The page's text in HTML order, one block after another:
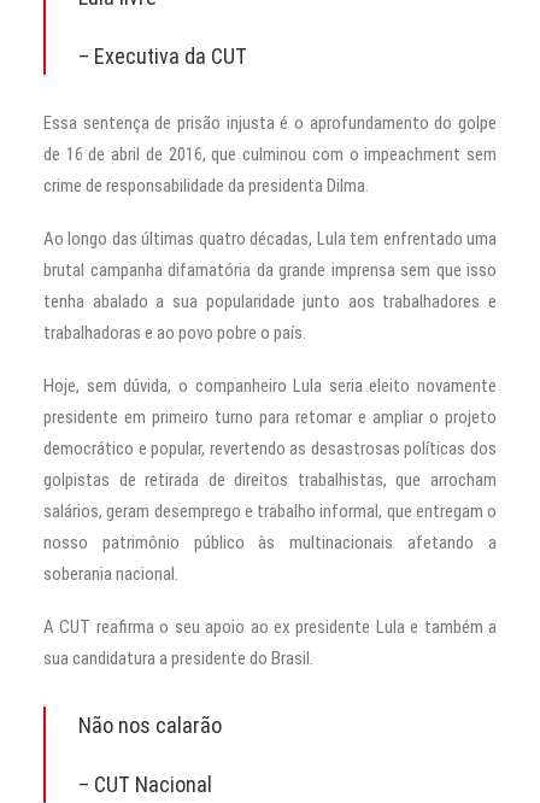
– Executiva da CUT
Essa sentença de prisão injusta é o aprofundamento do golpe
de 16 de abril de 2016, que culminou com o impeachment sem
crime de responsabilidade da presidenta Dilma.
Ao longo das últimas quatro décadas, Lula tem enfrentado uma
brutal campanha difamatória da grande imprensa sem que isso
tenha abalado a sua popularidade junto aos trabalhadores e
trabalhadoras e ao povo pobre o país.
Hoje, sem dúvida, o companheiro Lula seria eleito novamente
presidente em primeiro turno para retomar e ampliar o projeto
democrático e popular, revertendo as desastrosas políticas dos
golpistas de retirada de direitos trabalhistas, que arrocham
salários, geram desemprego e trabalho informal, que entregam o
nosso patrimônio público às multinacionais afetando a
soberania nacional.
A CUT reafirma o seu apoio ao ex presidente Lula e também a
sua candidatura a presidente do Brasil.
Não nos calarão
– CUT Nacional